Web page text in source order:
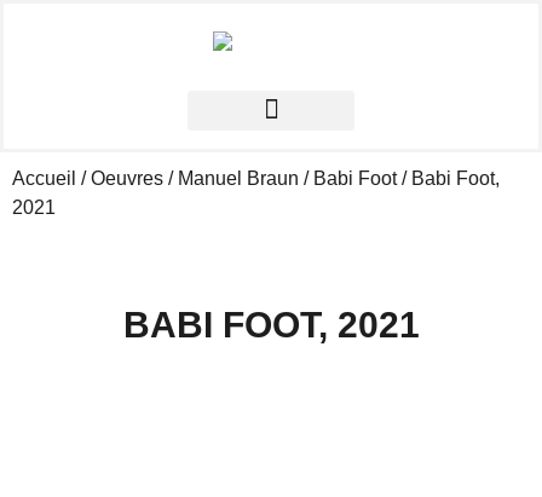
Accueil /Oeuvres / Manuel Braun / Babi Foot/ Babi Foot,
2021
BABI FOOT, 2021